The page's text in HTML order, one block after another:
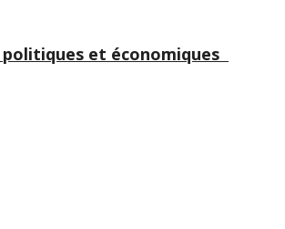
et économiques